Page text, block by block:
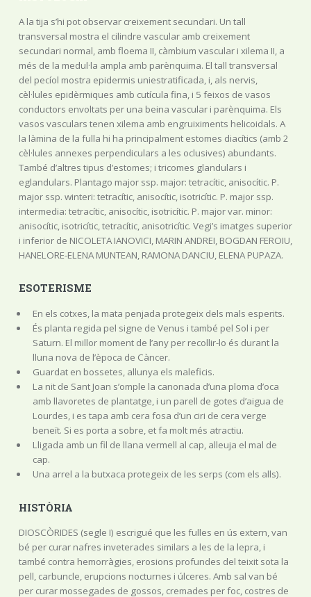
A la tija s’hi pot observar creixement secundari. Un tall
transversal mostra el cilindre vascular amb creixement
secundari normal, amb floema II, càmbium vascular i xilema II, a
més de la medul·la ampla amb parènquima. El tall transversal
del pecíol mostra epidermis uniestratificada, i, als nervis,
cèl·lules epidèrmiques amb cutícula fina, i 5 feixos de vasos
conductors envoltats per una beina vascular i parènquima. Els
vasos vasculars tenen xilema amb engruiximents helicoidals. A
la làmina de la fulla hi ha principalment estomes diacítics (amb 2
cèl·lules annexes perpendiculars a les oclusives) abundants.
També d’altres tipus d’estomes; i tricomes glandulars i
eglandulars. Plantago major ssp. major: tetracític, anisocític. P.
major ssp. winteri: tetracític, anisocític, isotricític. P. major ssp.
intermedia: tetracític, anisocític, isotricític. P. major var. minor:
anisocític, isotricític, tetracític, anisotricític. Vegi’s imatges superior
i inferior de NICOLETA IANOVICI, MARIN ANDREI, BOGDAN FEROIU,
HANELORE-ELENA MUNTEAN, RAMONA DANCIU, ELENA PUPAZA.
ESOTERISME
En els cotxes, la mata penjada protegeix dels mals esperits.
És planta regida pel signe de Venus i també pel Sol i per
Saturn. El millor moment de l’any per recollir-lo és durant la
lluna nova de l’època de Càncer.
Guardat en bossetes, allunya els maleficis.
La nit de Sant Joan s’omple la canonada d’una ploma d’oca
amb llavoretes de plantatge, i un parell de gotes d’aigua de
Lourdes, i es tapa amb cera fosa d’un ciri de cera verge
beneït. Si es porta a sobre, et fa molt més atractiu.
Lligada amb un fil de llana vermell al cap, alleuja el mal de
cap.
Una arrel a la butxaca protegeix de les serps (com els alls).
HISTÒRIA
DIOSCÒRIDES (segle I) escrigué que les fulles en ús extern, van
bé per curar nafres inveterades similars a les de la lepra, i
també contra hemorràgies, erosions profundes del teixit sota la
pell, carbuncle, erupcions nocturnes i úlceres. Amb sal van bé
per curar mossegades de gossos, cremades per foc, costres de